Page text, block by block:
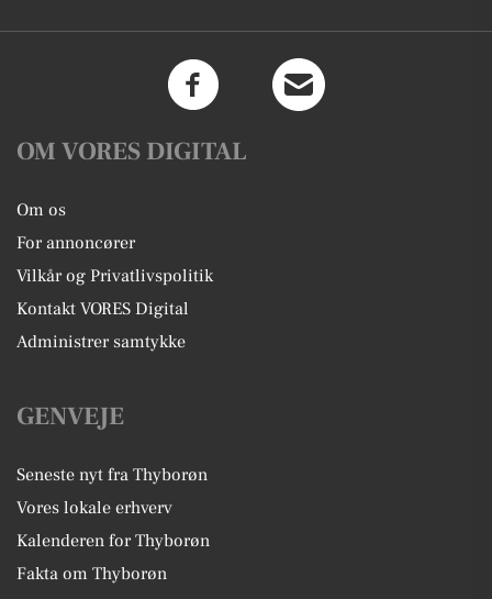
OM VORES DIGITAL
Om os
For annoncører
Vilkår og Privatlivspolitik
Kontakt VORES Digital
Administrer samtykke
GENVEJE
Seneste nyt fra Thyborøn
Vores lokale erhverv
Kalenderen for Thyborøn
Fakta om Thyborøn